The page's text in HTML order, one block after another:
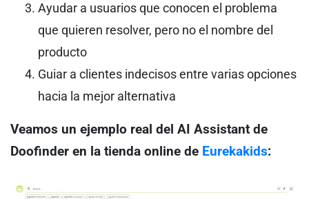
Ayudar a usuarios que conocen el problema
que quieren resolver, pero no el nombre del
producto
Guiar a clientes indecisos entre varias opciones
hacia la mejor alternativa
Veamos un ejemplo real del AI Assistant de
Doofinder en la tienda online de Eurekakids: